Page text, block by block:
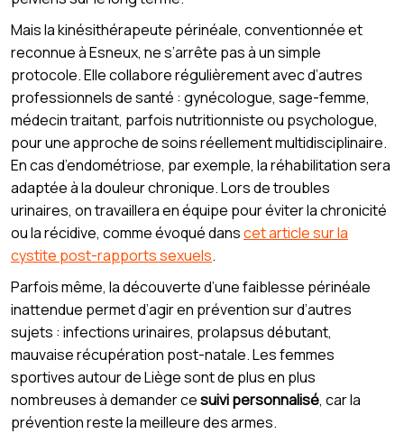
Mais la kinésithérapeute périnéale, conventionnée et
reconnue à Esneux, ne s’arrête pas à un simple
protocole. Elle collabore régulièrement avec d’autres
professionnels de santé : gynécologue, sage-femme,
médecin traitant, parfois nutritionniste ou psychologue,
pour une approche de soins réellement multidisciplinaire.
En cas d’endométriose, par exemple, la réhabilitation sera
adaptée à la douleur chronique. Lors de troubles
urinaires, on travaillera en équipe pour éviter la chronicité
ou la récidive, comme évoqué danscet article sur la
cystite post-rapports sexuels.
Parfois même, la découverte d’une faiblesse périnéale
inattendue permet d’agir en prévention sur d’autres
sujets : infections urinaires, prolapsus débutant,
mauvaise récupération post-natale. Les femmes
sportives autour de Liège sont de plus en plus
nombreuses à demander cesuivi personnalisé, car la
prévention reste la meilleure des armes.